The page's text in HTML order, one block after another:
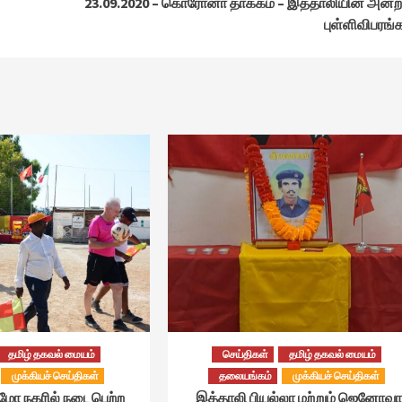
தமிழ் தகவல் மையம்
முக்கியச் செய்திகள்
நகரில் நடைபெற்ற
செய்திகள்
தமிழ் தகவல் மையம்
தலையங்கம்
முக்கியச் செய்திகள்
இத்தாலி பியல்லா மற்றும் ஜெனோவா